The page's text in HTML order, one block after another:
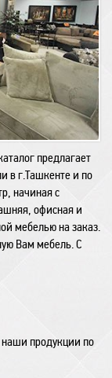
предлагает
в г.Ташкенте и по
начиная с
офисная и
мебелью на заказ.
Вам мебель. С
наши продукции по